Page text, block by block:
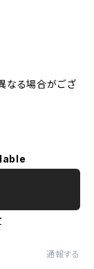
なる場合がござ
通報する